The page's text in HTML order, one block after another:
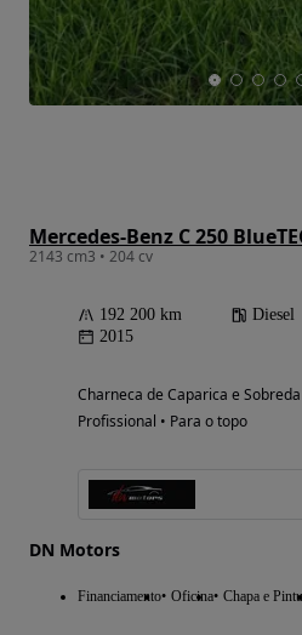
Mercedes-Benz C 250
2143 cm3 • 204 cv
192 200 km Diesel
2015
Charneca de Caparica e
Profissional • Para o topo
DN Motors
Financiamento Oficina Chapa e